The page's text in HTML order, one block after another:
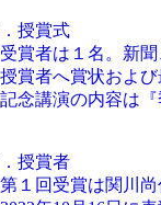
．授賞式
受賞者は１名。新
授賞者へ賞状およ
記念講演の内容は
．授賞者
第１回受賞は関川尚